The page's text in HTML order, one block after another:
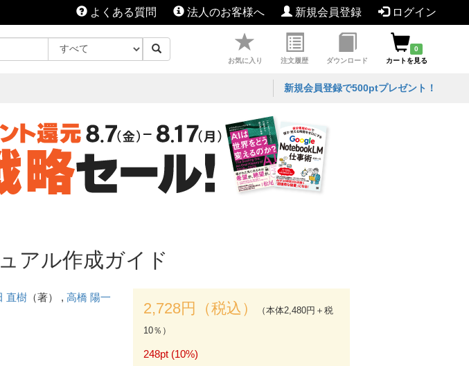
よくある質問 法人のお客様へ 新規会員登録 ログイン
お気に入り 注文履歴 ダウンロード
0
カートを見る
新規会員登録で500ptプレゼント！
アル作成ガイド
直樹（著） , 高橋 陽一
2,728円（税込）
（本体2,480円＋税
10％）
248pt (10%)